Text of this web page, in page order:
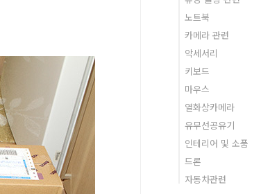
노트북
카메라 관련
악세서리
키보드
마우스
열화상카메라
유무선공유기
인테리어 및 소품
드론
자동차관련